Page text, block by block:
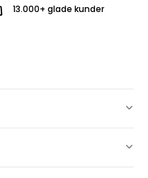
13.000+ glade kunder